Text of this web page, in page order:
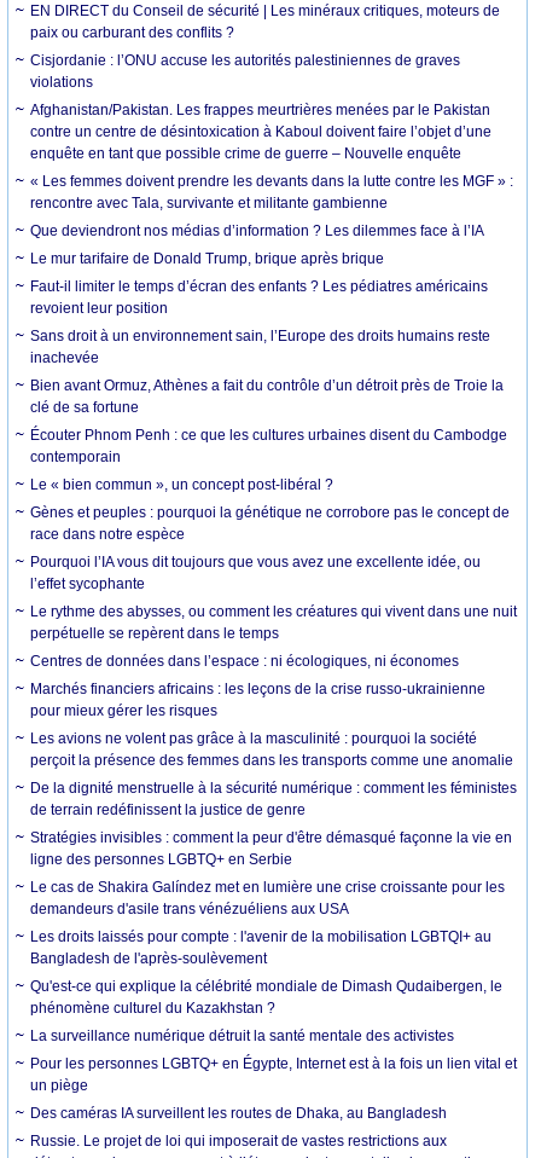
EN DIRECT du Conseil de sécurité | Les minéraux critiques, moteurs de
paix ou carburant des conflits ?
Cisjordanie : l’ONU accuse les autorités palestiniennes de graves
violations
Afghanistan/Pakistan. Les frappes meurtrières menées par le Pakistan
contre un centre de désintoxication à Kaboul doivent faire l’objet d’une
enquête en tant que possible crime de guerre – Nouvelle enquête
« Les femmes doivent prendre les devants dans la lutte contre les MGF » :
rencontre avec Tala, survivante et militante gambienne
Que deviendront nos médias d’information ? Les dilemmes face à l’IA
Le mur tarifaire de Donald Trump, brique après brique
Faut-il limiter le temps d’écran des enfants ? Les pédiatres américains
revoient leur position
Sans droit à un environnement sain, l’Europe des droits humains reste
inachevée
Bien avant Ormuz, Athènes a fait du contrôle d’un détroit près de Troie la
clé de sa fortune
Écouter Phnom Penh : ce que les cultures urbaines disent du Cambodge
contemporain
Le « bien commun », un concept post-libéral ?
Gènes et peuples : pourquoi la génétique ne corrobore pas le concept de
race dans notre espèce
Pourquoi l’IA vous dit toujours que vous avez une excellente idée, ou
l’effet sycophante
Le rythme des abysses, ou comment les créatures qui vivent dans une nuit
perpétuelle se repèrent dans le temps
Centres de données dans l’espace : ni écologiques, ni économes
Marchés financiers africains : les leçons de la crise russo-ukrainienne
pour mieux gérer les risques
Les avions ne volent pas grâce à la masculinité : pourquoi la société
perçoit la présence des femmes dans les transports comme une anomalie
De la dignité menstruelle à la sécurité numérique : comment les féministes
de terrain redéfinissent la justice de genre
Stratégies invisibles : comment la peur d'être démasqué façonne la vie en
ligne des personnes LGBTQ+ en Serbie
Le cas de Shakira Galíndez met en lumière une crise croissante pour les
demandeurs d'asile trans vénézuéliens aux USA
Les droits laissés pour compte : l'avenir de la mobilisation LGBTQI+ au
Bangladesh de l'après-soulèvement
Qu'est-ce qui explique la célébrité mondiale de Dimash Qudaibergen, le
phénomène culturel du Kazakhstan ?
La surveillance numérique détruit la santé mentale des activistes
Pour les personnes LGBTQ+ en Égypte, Internet est à la fois un lien vital et
un piège
Des caméras IA surveillent les routes de Dhaka, au Bangladesh
Russie. Le projet de loi qui imposerait de vastes restrictions aux